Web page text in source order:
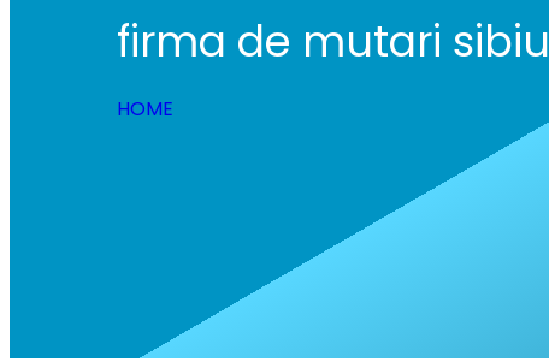
firma de mutari sibiu
HOME